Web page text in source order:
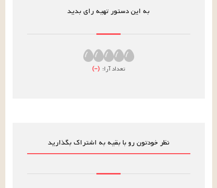
به این دستور تهیه رای بدید
تعداد آرا: (
–
)
نظر خودتون رو با بقیه به اشتراک بگذارید